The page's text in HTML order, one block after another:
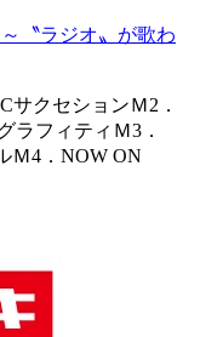
〝ラジオ〟が歌わ
サクセションＭ2．
ラフィティＭ3．
Ｍ4．NOW ON